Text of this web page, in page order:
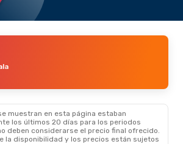
muestran en esta página estaban
los últimos 20 días para los periodos
deben considerarse el precio final ofrecido.
la disponibilidad y los precios están sujetos